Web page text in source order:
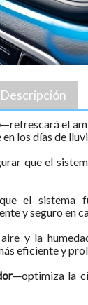
Descripción
—refrescará el
los días de
que el
el sistema
y seguro en
y la
eficiente y
optimiza la